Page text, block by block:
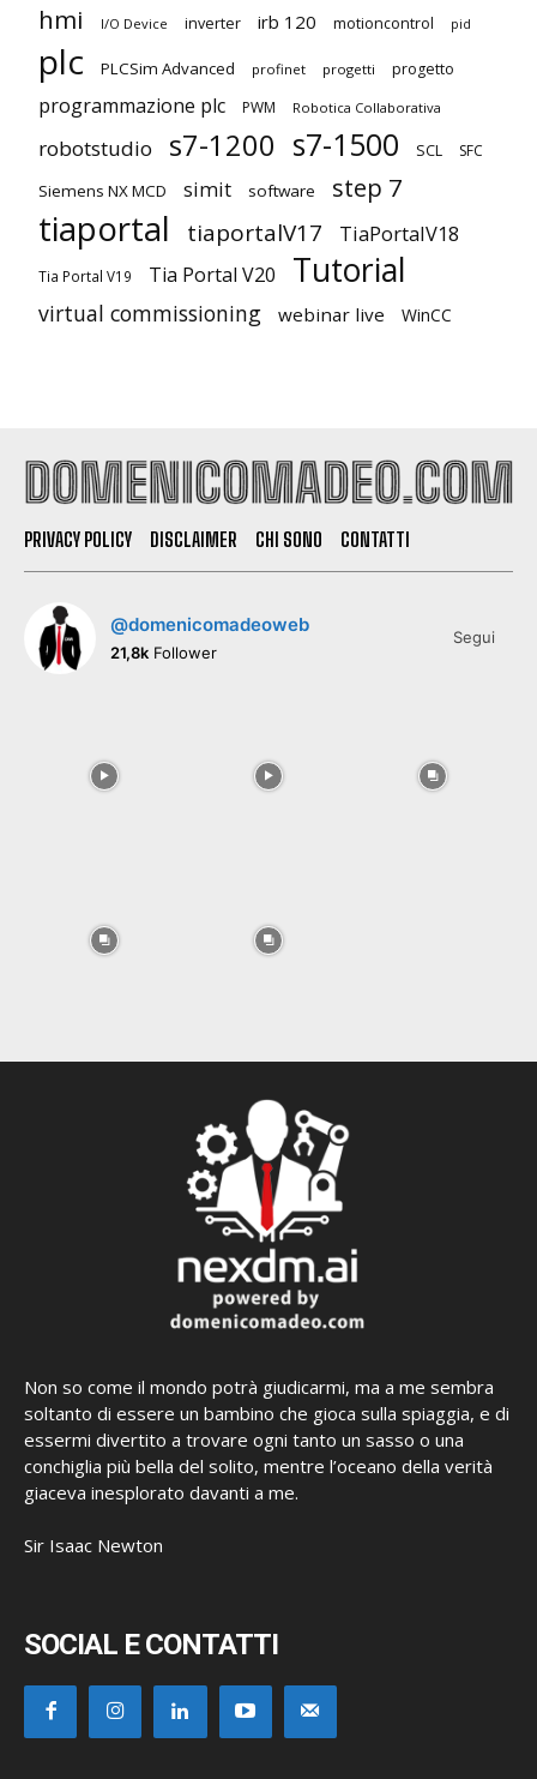
hmi I/O Device inverter irb 120 motioncontrol pid
plc PLCSim Advanced profinet progetti progetto
programmazione plc PWM Robotica Collaborativa
robotstudio s7-1200 s7-1500 SCL SFC
Siemens NX MCD simit software step 7
tiaportal tiaportalV17 TiaPortalV18
Tia Portal V19 Tia Portal V20 Tutorial
virtual commissioning webinar live WinCC
PRIVACY POLICY DISCLAIMER CHI SONO CONTATTI
@domenicomadeoweb
21,8k Follower
Segui
Non so come il mondo potrà giudicarmi, ma a me sembra
soltanto di essere un bambino che gioca sulla spiaggia, e di
essermi divertito a trovare ogni tanto un sasso o una
conchiglia più bella del solito, mentre l’oceano della verità
giaceva inesplorato davanti a me.
Sir Isaac Newton
SOCIAL E CONTATTI